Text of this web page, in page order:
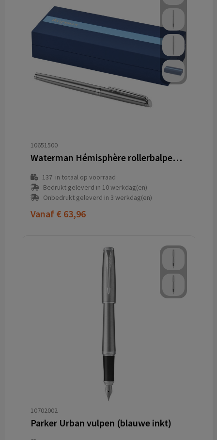
10651500
Waterman Hémisphère rollerbalpen (zwarte inkt)
137in totaal op voorraad
Bedrukt geleverd in 10 werkdag(en)
Onbedrukt geleverd in 3 werkdag(en)
Vanaf € 63,96
10702002
Parker Urban vulpen (blauwe inkt)